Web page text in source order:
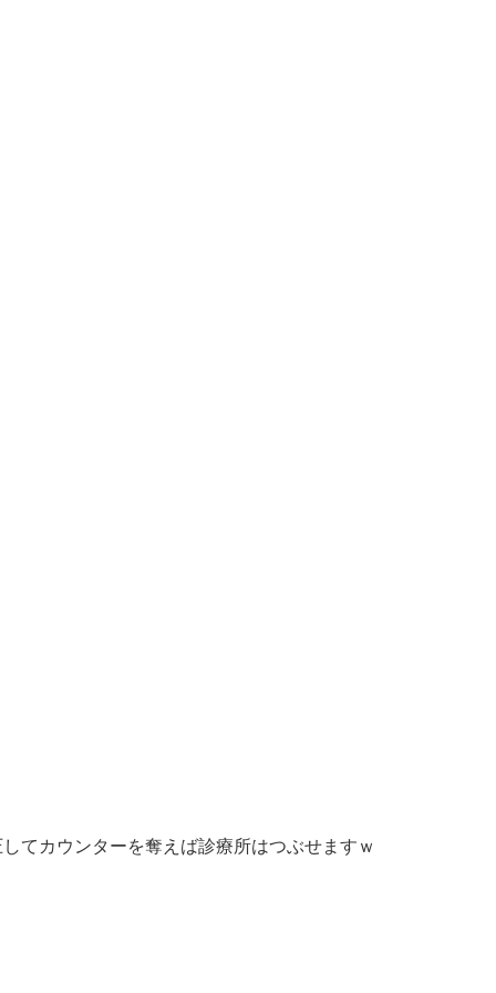
てカウンターを奪えば診療所はつぶせますｗ